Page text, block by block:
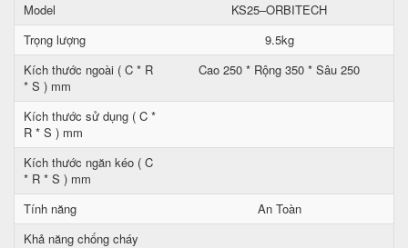
Model
KS25–ORBITECH
Trọng lượng
9.5kg
Kích thước ngoài ( C * R
* S ) mm
Cao 250 * Rộng 350 * Sâu 250
Kích thước sử dụng ( C *
R * S ) mm
Kích thước ngăn kéo ( C
* R * S ) mm
Tính năng
An Toàn
Khả năng chống cháy